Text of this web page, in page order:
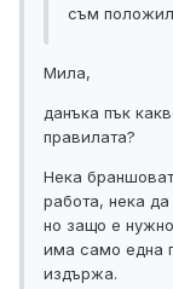
съм
Мила,
данъка пък
правилата?
Нека
работа, нека
но защо е
има само една
издържа.